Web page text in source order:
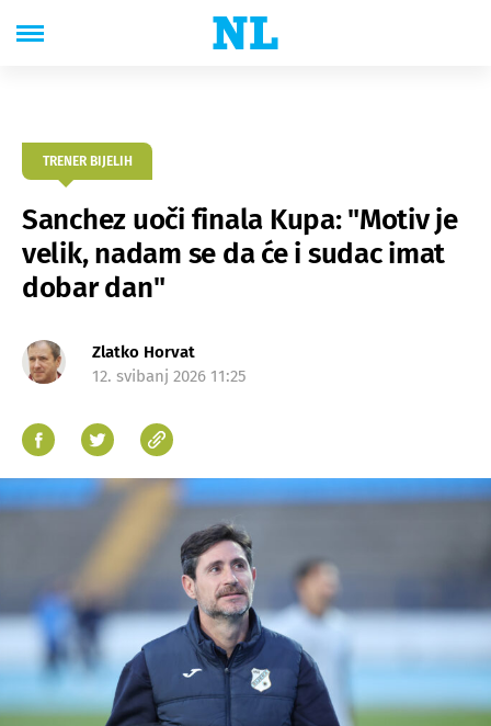
TRENER BIJELIH
Sanchez uoči finala Kupa: "Motiv je
velik, nadam se da će i sudac imat
dobar dan"
Zlatko Horvat
12. svibanj 2026 11:25